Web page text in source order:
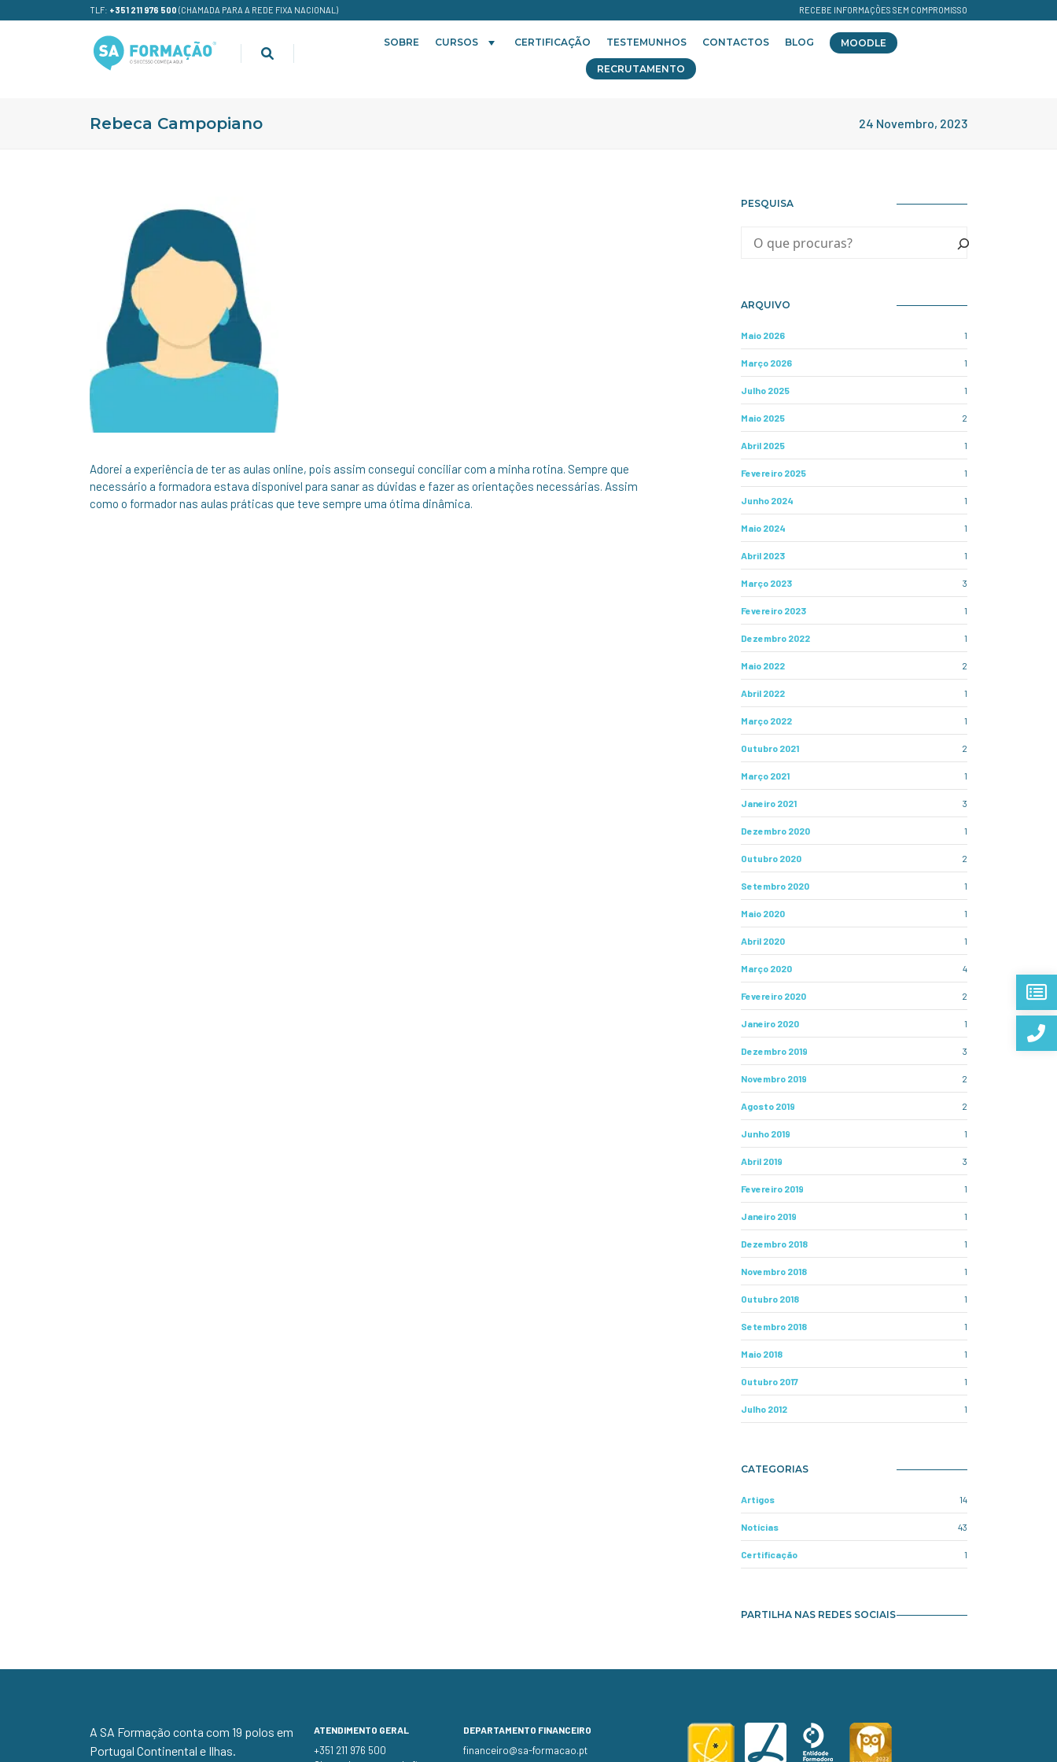
TLF: +351 211 976 500 (CHAMADA PARA A REDE FIXA NACIONAL) RECEBE INFORMAÇÕES SEM COMPROMISSO
SOBRE CURSOS CERTIFICAÇÃO TESTEMUNHOS CONTACTOS BLOG MOODLE
RECRUTAMENTO
Rebeca Campopiano 24 Novembro, 2023
Adorei a experiência de ter as aulas online, pois assim consegui conciliar com a minha rotina. Sempre que
necessário a formadora estava disponível para sanar as dúvidas e fazer as orientações necessárias. Assim
como o formador nas aulas práticas que teve sempre uma ótima dinâmica.
PESQUISA
ARQUIVO
Maio 2026 1
Março 2026 1
Julho 2025 1
Maio 2025 2
Abril 2025 1
Fevereiro 2025 1
Junho 2024 1
Maio 2024 1
Abril 2023 1
Março 2023 3
Fevereiro 2023 1
Dezembro 2022 1
Maio 2022 2
Abril 2022 1
Março 2022 1
Outubro 2021 2
Março 2021 1
Janeiro 2021 3
Dezembro 2020 1
Outubro 2020 2
Setembro 2020 1
Maio 2020 1
Abril 2020 1
Março 2020 4
Fevereiro 2020 2
Janeiro 2020 1
Dezembro 2019 3
Novembro 2019 2
Agosto 2019 2
Junho 2019 1
Abril 2019 3
Fevereiro 2019 1
Janeiro 2019 1
Dezembro 2018 1
Novembro 2018 1
Outubro 2018 1
Setembro 2018 1
Maio 2018 1
Outubro 2017 1
Julho 2012 1
CATEGORIAS
Artigos 14
Notícias 43
Certificação 1
PARTILHA NAS REDES SOCIAIS
A SA Formação conta com 19 polos em
Portugal Continental e Ilhas.
ATENDIMENTO GERAL
+351 211 976 500
DEPARTAMENTO FINANCEIRO
financeiro@sa-formacao.pt